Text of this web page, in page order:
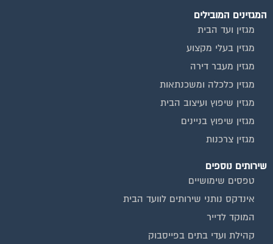
המגזינים המובילים
מגזין ועד הבית
מגזין בעלי מקצוע
מגזין מעבר דירה
מגזין כלכלה ומשכנתאות
מגזין שיפוץ ועיצוב הבית
מגזין שיפוץ בניינים
מגזין צרכנות
שירותים נוספים
טפסים שימושיים
אינדקס נותני שירותים לוועד הבית
המוקד לדייר
קהילת ועדי בתים בפייסבוק